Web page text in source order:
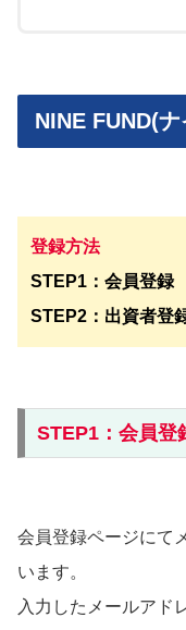
NINE FUND(
登録方法
STEP1：会員登録
STEP2：出資者登
STEP1：会員登
会員登録ページにて
います。
入力したメールアド